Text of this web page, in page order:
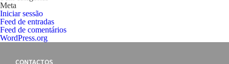
Meta
Iniciar sessão
Feed de entradas
Feed de comentários
WordPress.org